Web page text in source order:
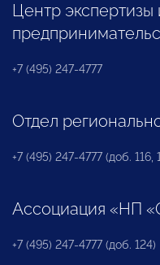
Центр
+7 (495) 247-4777
Отдел
+7 (495) 247-4777 (доб. 116,
Ассоциация «НП
+7 (495) 247-4777 (доб. 124)